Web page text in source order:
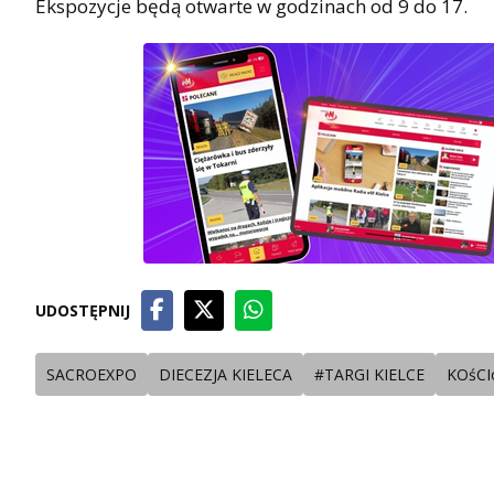
Ekspozycje będą otwarte w godzinach od 9 do 17.
UDOSTĘPNIJ
SACROEXPO DIECEZJA KIELECA #TARGI KIELCE